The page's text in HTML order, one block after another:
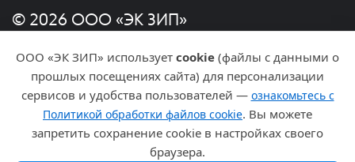
© 2026 ООО «ЭК ЗИП»
Политика конфиденциальности
Разработка и продвижение
ООО «ЭК ЗИП» использует cookie (файлы с данными о
прошлых посещениях сайта) для персонализации
сервисов и удобства пользователей — ознакомьтесь с
Политикой обработки файлов cookie. Вы можете
запретить сохранение cookie в настройках своего
браузера.